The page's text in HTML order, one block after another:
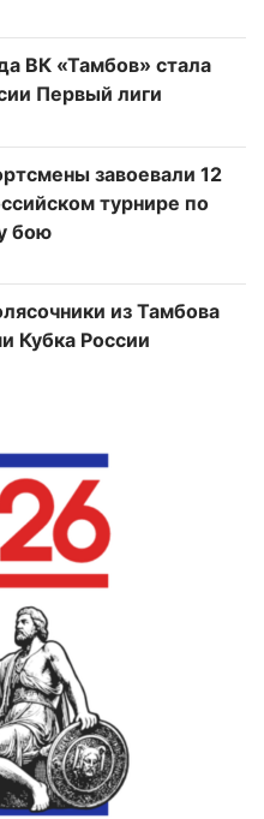
ВК «Тамбов» стала
Первый лиги
завоевали 12
турнире по
бою
из Тамбова
Кубка России